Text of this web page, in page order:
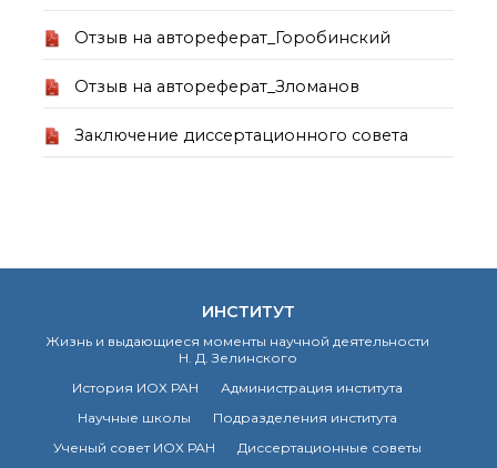
Отзыв на автореферат_Горобинский
Отзыв на автореферат_Зломанов
Заключение диссертационного совета
ИНСТИТУТ
Жизнь и выдающиеся моменты научной деятельности
Н. Д. Зелинского
История ИОХ РАН
Администрация института
Научные школы
Подразделения института
Ученый совет ИОХ РАН
Диссертационные советы